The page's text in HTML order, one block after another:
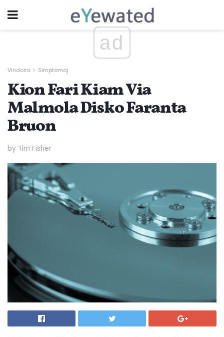
ad
Vindozo Simptomoj
Kion Fari Kiam Via
Malmola Disko Faranta
Bruon
by Tim Fisher